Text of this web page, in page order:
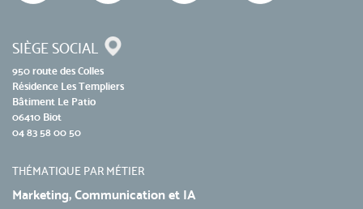
SIÈGE SOCIAL
950 route des Colles
Résidence Les Templiers
Bâtiment Le Patio
06410 Biot
04 83 58 00 50
THÉMATIQUE PAR MÉTIER
Marketing, Communication et IA